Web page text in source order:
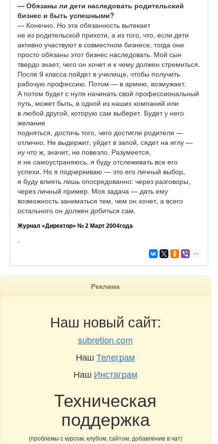
— Обязаны ли дети наследовать родительский
бизнес и быть успешными?
— Конечно. Но эта обязанность вытекает
не из родительской прихоти, а из того, что, если дети
активно участвуют в совместном бизнесе, тогда они
просто обязаны этот бизнес наследовать. Мой сын
твердо знает, чего он хочет и к чему должен стремиться.
После 9 класса пойдет в училище, чтобы получить
рабочую профессию. Потом — в армию, возмужает.
А потом будет с нуля начинать свой профессиональный
путь, может быть, в одной из наших компаний или
в любой другой, которую сам выберет. Будет у него
желание
подняться, достичь того, чего достигли родители —
отлично. Не выдержит, уйдет в запой, сядет на иглу —
ну что ж, значит, не повезло. Разумеется,
я не самоустраняюсь, я буду отслеживать все его
успехи. Но я подчеркиваю — это его личный выбор,
я буду влиять лишь опосредованно: через разговоры,
через личный пример. Моя задача — дать ему
возможность заниматься тем, чем он хочет, а всего
остального он должен добиться сам.
Журнал «Директор» № 2 Март 2004года
.
Реклама
Наш новый сайт:
subretion.com
НашТелеграм
Наш Инстаграм
Техническая
поддержка
(проблемы с курсом, клубом, сайтом, добавление в чат)